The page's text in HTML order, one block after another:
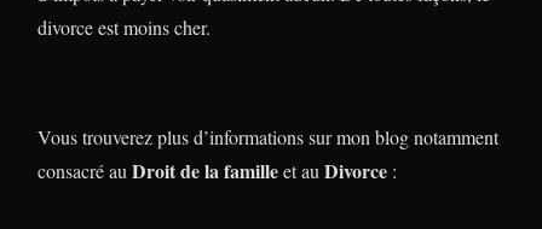
divorce est moins cher.
Vous trouverez plus d’informations sur mon blog notamment
consacré au Droit de la familleet au Divorce :